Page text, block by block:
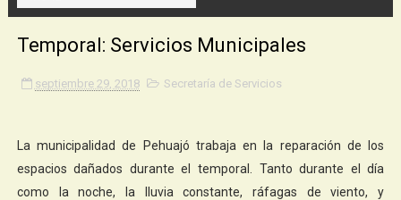
Temporal: Servicios Municipales
septiembre 29, 2018 Secretaría de Servicios
La municipalidad de Pehuajó trabaja en la reparación de los
espacios dañados durante el temporal. Tanto durante el día
como la noche, la lluvia constante, ráfagas de viento, y